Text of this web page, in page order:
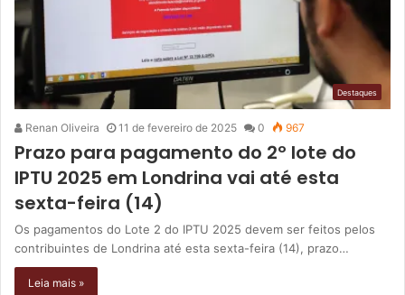
Destaques
Renan Oliveira 11 de fevereiro de 2025 0 967
Prazo para pagamento do 2º lote do
IPTU 2025 em Londrina vai até esta
sexta-feira (14)
Os pagamentos do Lote 2 do IPTU 2025 devem ser feitos pelos
contribuintes de Londrina até esta sexta-feira (14), prazo…
Leia mais »